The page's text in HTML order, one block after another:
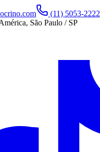
(11) 5053-2222
São Paulo / SP